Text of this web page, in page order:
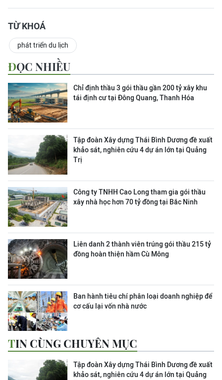
TỪ KHOÁ
phát triển du lịch
ĐỌC NHIỀU
Chỉ định thầu 3 gói thầu gần 200 tỷ xây khu
tái định cư tại Đông Quang, Thanh Hóa
Tập đoàn Xây dựng Thái Bình Dương đề xuất
khảo sát, nghiên cứu 4 dự án lớn tại Quảng
Trị
Công ty TNHH Cao Long tham gia gói thầu
xây nhà học hơn 70 tỷ đồng tại Bắc Ninh
Liên danh 2 thành viên trúng gói thầu 215 tỷ
đồng hoàn thiện hầm Cù Mông
Ban hành tiêu chí phân loại doanh nghiệp để
cơ cấu lại vốn nhà nước
TIN CÙNG CHUYÊN MỤC
Tập đoàn Xây dựng Thái Bình Dương đề xuất
khảo sát, nghiên cứu 4 dự án lớn tại Quảng